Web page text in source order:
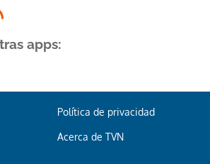
apps:
Política de privacidad
Acerca de TVN